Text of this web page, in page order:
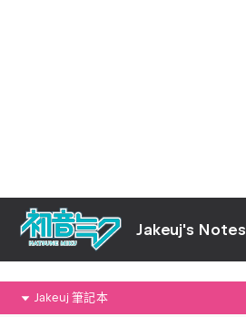
Jakeuj's Notes
Jakeuj 筆記本